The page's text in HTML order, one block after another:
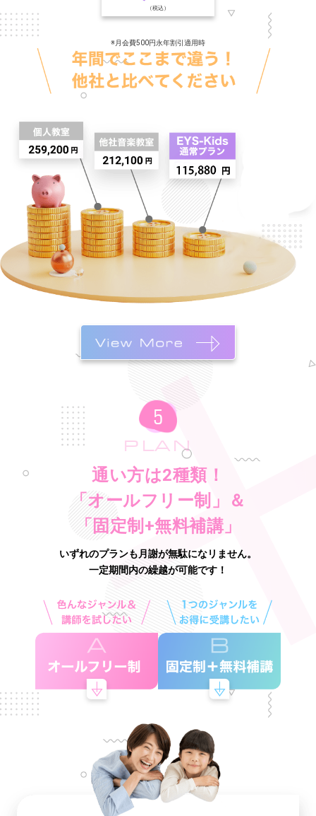
（税込）
※月会費500円永年割引適用時
PLAN
通い方は2種類！
「オールフリー制」＆
「固定制+無料補講」
いずれのプランも月謝が無駄になリません。
一定期間内の繰越が可能です！